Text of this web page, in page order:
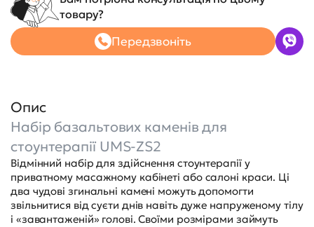
товару?
Передзвоніть
Опис
Набір базальтових каменів для
стоунтерапії UMS-ZS2
Відмінний набір для здійснення стоунтерапії у
приватному масажному кабінеті або салоні краси. Ці
два чудові згинальні камені можуть допомогти
звільнитися від суєти днів навіть дуже напруженому тілу
і «завантаженій» голові. Своїми розмірами займуть